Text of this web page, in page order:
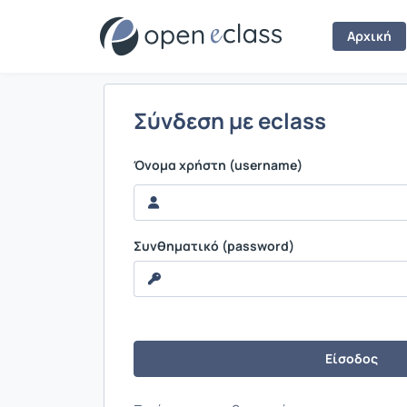
Αρχική
Σύνδεση
Σύνδεση με eclass
Όνομα χρήστη (username)
Συνθηματικό (password)